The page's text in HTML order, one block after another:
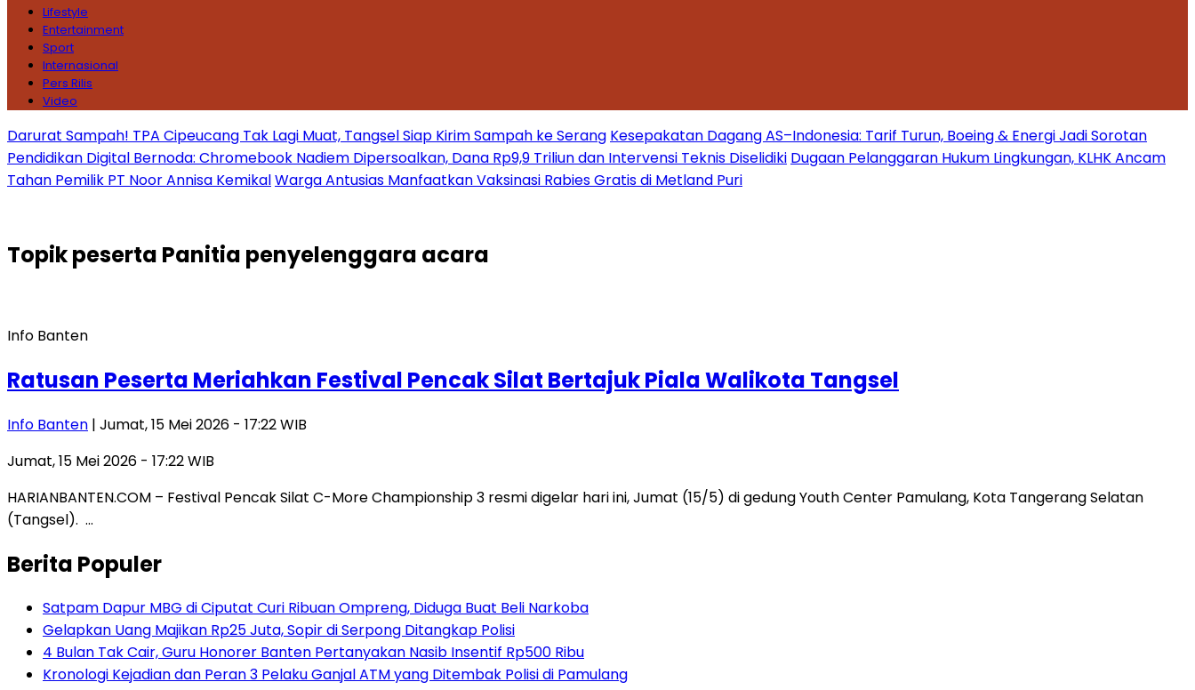
Lifestyle
Entertainment
Sport
Internasional
Pers Rilis
Video
Darurat Sampah! TPA Cipeucang Tak Lagi Muat, Tangsel Siap Kirim Sampah ke Serang Kesepakatan Dagang AS–Indonesia: Tarif Turun, Boeing & Energi Jadi Sorotan
Pendidikan Digital Bernoda: Chromebook Nadiem Dipersoalkan, Dana Rp9,9 Triliun dan Intervensi Teknis Diselidiki Dugaan Pelanggaran Hukum Lingkungan, KLHK Ancam
Tahan Pemilik PT Noor Annisa KemikalWarga Antusias Manfaatkan Vaksinasi Rabies Gratis di Metland Puri
Topikpeserta Panitia penyelenggara acara
Info Banten
Ratusan Peserta Meriahkan Festival Pencak Silat Bertajuk Piala Walikota Tangsel
Info Banten | Jumat, 15 Mei 2026 - 17:22 WIB
Jumat, 15 Mei 2026 - 17:22 WIB
HARIANBANTEN.COM – Festival Pencak Silat C-More Championship 3 resmi digelar hari ini, Jumat (15/5) di gedung Youth Center Pamulang, Kota Tangerang Selatan
(Tangsel). …
Berita Populer
Satpam Dapur MBG di Ciputat Curi Ribuan Ompreng, Diduga Buat Beli Narkoba
Gelapkan Uang Majikan Rp25 Juta, Sopir di Serpong Ditangkap Polisi
4 Bulan Tak Cair, Guru Honorer Banten Pertanyakan Nasib Insentif Rp500 Ribu
Kronologi Kejadian dan Peran 3 Pelaku Ganjal ATM yang Ditembak Polisi di Pamulang